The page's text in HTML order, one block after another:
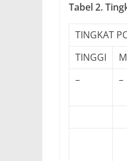
Tabel 2.
TINGKAT
TINGGI
–
–